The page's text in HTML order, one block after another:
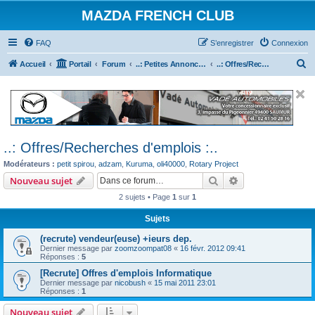
MAZDA FRENCH CLUB
FAQ Connexion
S’enregistrer
Accueil Portail Forum ..: Petites Annonces :.. (achats / ventes) ..: Offres/Recherches d'emplois :..
..: Offres/Recherches d'emplois :..
Modérateurs : petit spirou adzam Kuruma oli40000 Rotary Project
Nouveau sujet Rechercher
2 sujets • Page 1 sur 1
Sujets
(recrute) vendeur(euse) +ieurs dep.
Dernier message par zoomzoompat08 « 16 févr. 2012 09:41
Réponses : 5
[Recrute] Offres d'emplois Informatique
Dernier message par nicobush « 15 mai 2011 23:01
Réponses : 1
Nouveau sujet